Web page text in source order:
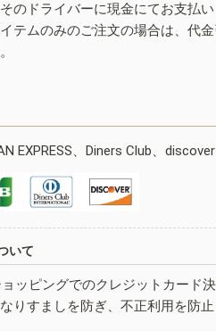
のドライバーに現金にてお支払い
テムのみのご注文の場合は、代金
EXPRESS、Diners Club、
いて
ッピングでのクレジットカー
りすましを防ぎ、不正利用を防止